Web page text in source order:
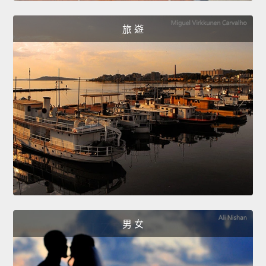
旅 遊
男 女